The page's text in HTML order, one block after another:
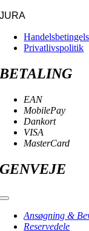
JURA
Privatlivspolitik
BETALING
EAN
MobilePay
Dankort
VISA
MasterCard
GENVEJE
Toggle
NavigationAnsøgning &
Reservedele